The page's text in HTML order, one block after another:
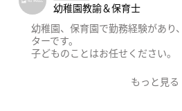
幼稚園教諭＆保育士
幼稚園、保育園で勤務経験があり
ターです。
子どものことはお任せください。
もっと見る